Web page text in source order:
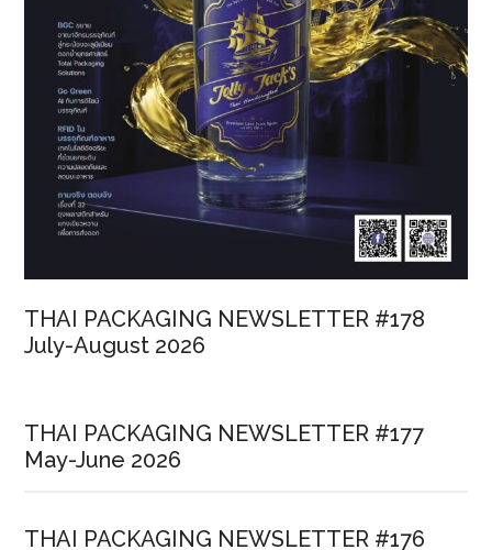
THAI PACKAGING NEWSLETTER #178
July-August 2026
THAI PACKAGING NEWSLETTER #177
May-June 2026
THAI PACKAGING NEWSLETTER #176